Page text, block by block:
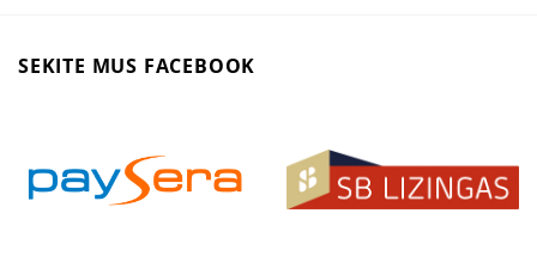
SEKITE MUS FACEBOOK